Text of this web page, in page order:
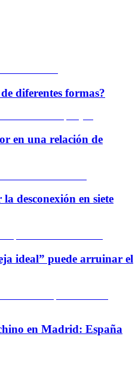
diferentes formas?
en una relación de
desconexión en siete
ideal” puede arruinar el
en Madrid: España